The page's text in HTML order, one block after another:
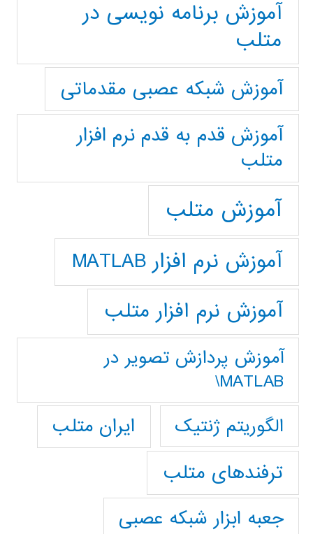
آموزش برنامه نویسی در
متلب
آموزش شبکه عصبی مقدماتی
آموزش قدم به قدم نرم افزار
متلب
آموزش متلب
آموزش نرم افزار MATLAB
آموزش نرم افزار متلب
آموزش پردازش تصوير در
MATLAB\
الگوریتم ژنتیک
ایران متلب
ترفندهای متلب
جعبه ابزار شبکه عصبی